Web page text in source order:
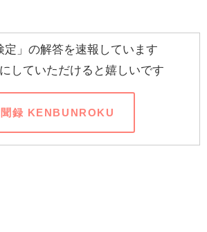
定」の解答を速報しています
していただけると嬉しいです
聞録 KENBUNROKU